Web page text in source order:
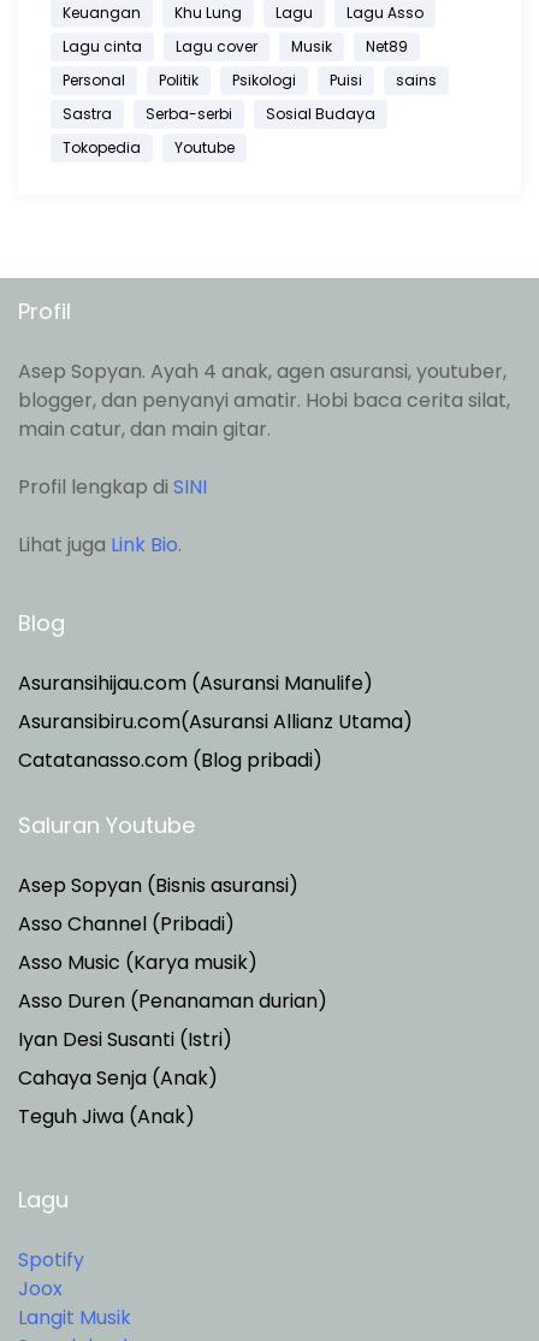
Keuangan
Khu Lung Lagu
Lagu Asso
Lagu cinta
Lagu cover Musik
Net89
Personal
Politik Psikologi Puisi
sains
Sastra
Serba-serbi
Sosial Budaya
Tokopedia
Youtube
Profil
Asep Sopyan. Ayah 4 anak, agen asuransi, youtuber,
blogger, dan penyanyi amatir. Hobi baca cerita silat,
main catur, dan main gitar.
Profil lengkap di SINI
Lihat juga Link Bio.
Blog
Asuransihijau.com (Asuransi Manulife)
Asuransibiru.com(Asuransi Allianz Utama)
Catatanasso.com (Blog pribadi)
Saluran Youtube
Asep Sopyan (Bisnis asuransi)
Asso Channel (Pribadi)
Asso Music (Karya musik)
Asso Duren (Penanaman durian)
Iyan Desi Susanti (Istri)
Cahaya Senja (Anak)
Teguh Jiwa (Anak)
Lagu
Spotify
Joox
Langit Musik